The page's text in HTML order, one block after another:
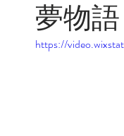
サンフランシスコ観光
夢物語
https://